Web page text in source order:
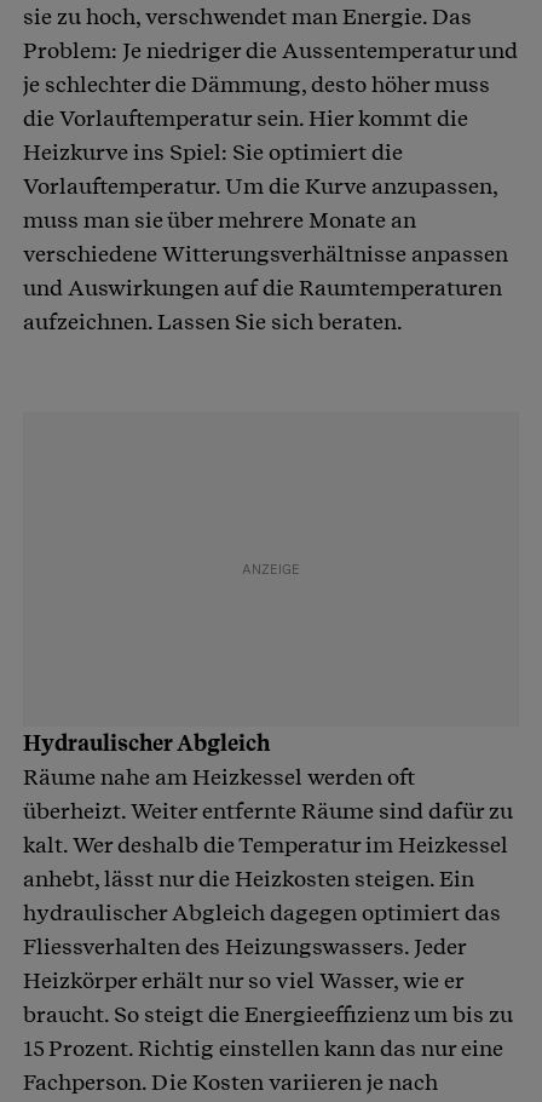
sie zu hoch, verschwendet man Energie. Das
Problem: Je niedriger die Aussentemperatur und
je schlechter die Dämmung, desto höher muss
die Vorlauftemperatur sein. Hier kommt die
Heizkurve ins Spiel: Sie optimiert die
Vorlauftemperatur. Um die Kurve anzupassen,
muss man sie über mehrere Monate an
verschiedene Witterungsverhältnisse anpassen
und Auswirkungen auf die Raumtemperaturen
aufzeichnen. Lassen Sie sich beraten.
Hydraulischer Abgleich
Räume nahe am Heizkessel werden oft
überheizt. Weiter entfernte Räume sind dafür zu
kalt. Wer deshalb die Temperatur im Heizkessel
anhebt, lässt nur die Heizkosten steigen. Ein
hydraulischer Abgleich dagegen optimiert das
Fliessverhalten des Heizungswassers. Jeder
Heizkörper erhält nur so viel Wasser, wie er
braucht. So steigt die Energieeffizienz um bis zu
15 Prozent. Richtig einstellen kann das nur eine
Fachperson. Die Kosten variieren je nach